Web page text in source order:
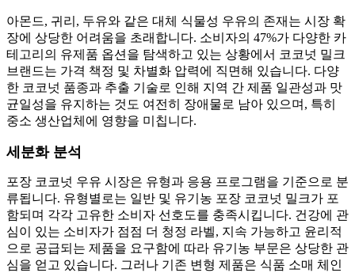
아몬드, 귀리, 두유와 같은 대체 식물성 우유의 존재는 시장 확
장에 상당한 어려움을 초래합니다. 소비자의 47%가 다양한 카
테고리의 유제품 옵션을 탐색하고 있는 상황에서 코코넛 밀크
브랜드는 가격 책정 및 차별화 압력에 직면해 있습니다. 다양
한 코코넛 품종과 추출 기술로 인해 지역 간 제품 일관성과 맛
균일성을 유지하는 것도 여전히 장애물로 남아 있으며, 특히
중소 생산업체에 영향을 미칩니다.
세분화 분석
포장 코코넛 우유 시장은 유형과 응용 프로그램을 기준으로 분
류됩니다. 유형별로는 일반 및 유기농 포장 코코넛 밀크가 포
함되며 각각 고유한 소비자 선호도를 충족시킵니다. 건강에 관
심이 있는 소비자가 점점 더 청정 라벨, 지속 가능하고 윤리적
으로 공급되는 제품을 요구함에 따라 유기농 부문은 상당한 관
심을 얻고 있습니다. 그러나 기존 변형 제품은 식품 소매 체인